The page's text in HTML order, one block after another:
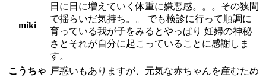
miki
日に日に増えていく体重に嫌悪感。。。その狭間
で揺らいだ気持ち。。 でも検診に行って順調に
育っている我が子をみるとやっぱり 妊婦の神秘
さとそれが自分に起こっていることに感謝しま
す。
こうちゃ 戸惑いもありますが、元気な赤ちゃんを産むため